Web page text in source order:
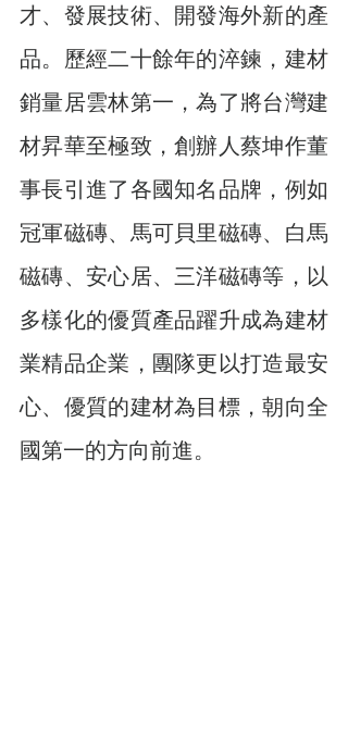
才、發展技術、開發海外新的產
品。歷經二十餘年的淬鍊，建材
銷量居雲林第一，為了將台灣建
材昇華至極致，創辦人蔡坤作董
事長引進了各國知名品牌，例如
冠軍磁磚、馬可貝里磁磚、白馬
磁磚、安心居、三洋磁磚等，以
多樣化的優質產品躍升成為建材
業精品企業，團隊更以打造最安
心、優質的建材為目標，朝向全
國第一的方向前進。